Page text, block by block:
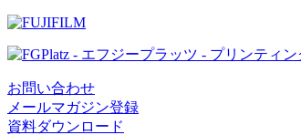
お問い合わせ
メールマガジン登録
資料ダウンロード